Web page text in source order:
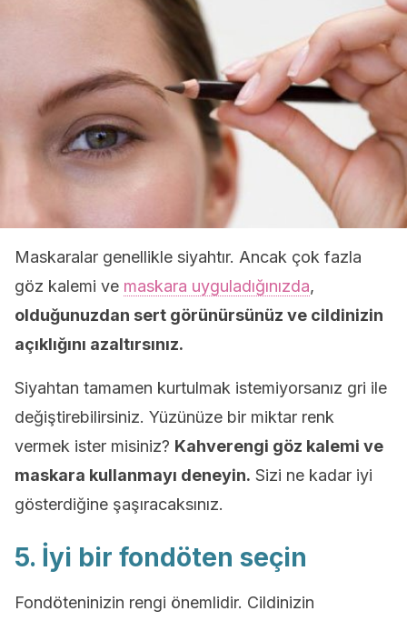
Maskaralar genellikle siyahtır. Ancak çok fazla
göz kalemi ve maskara uyguladığınızda,
olduğunuzdan sert görünürsünüz ve cildinizin
açıklığını azaltırsınız.
Siyahtan tamamen kurtulmak istemiyorsanız gri ile
değiştirebilirsiniz. Yüzünüze bir miktar renk
vermek ister misiniz? Kahverengi göz kalemi ve
maskara kullanmayı deneyin. Sizi ne kadar iyi
gösterdiğine şaşıracaksınız.
5. İyi bir fondöten seçin
Fondöteninizin rengi önemlidir. Cildinizin